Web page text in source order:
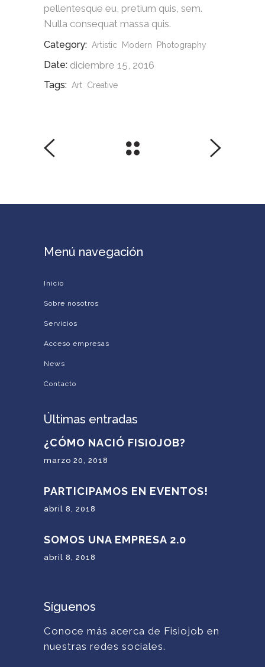
pellentesque eu, pretium quis, sem.
Nulla consequat massa quis.
Category: Artistic Modern Photography
Date: diciembre 15, 2016
Tags: Art Creative
Menú navegación
Inicio
Sobre nosotros
Servicios
Acceso empresas
News
Contacto
Últimas entradas
¿CÓMO NACIÓ FISIOJOB?
marzo 20, 2018
PARTICIPAMOS EN EVENTOS!
abril 8, 2018
SOMOS UNA EMPRESA 2.0
abril 8, 2018
Síguenos
Conoce más acerca de Fisiojob en
nuestras redes sociales.